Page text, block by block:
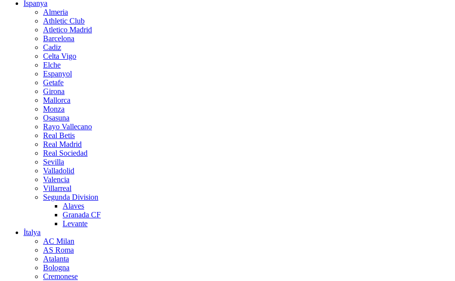
Ispanya
Almeria
Athletic Club
Atletico Madrid
Barcelona
Cadiz
Celta Vigo
Elche
Espanyol
Getafe
Girona
Mallorca
Monza
Osasuna
Rayo Vallecano
Real Betis
Real Madrid
Real Sociedad
Sevilla
Valladolid
Valencia
Villarreal
Segunda Division
Alaves
Granada CF
Levante
İtalya
AC Milan
AS Roma
Atalanta
Bologna
Cremonese